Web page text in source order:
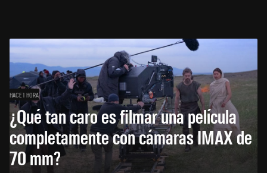
HACE 1 HORA
¿Qué tan caro es filmar una película
completamente con cámaras IMAX de
70 mm?